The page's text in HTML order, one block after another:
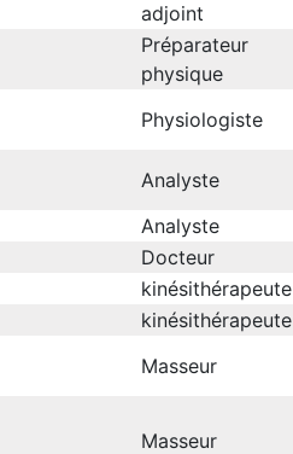
adjoint
Préparateur
physique
Physiologiste
Analyste
Analyste
Docteur
kinésithérapeute
kinésithérapeute
Masseur
Masseur